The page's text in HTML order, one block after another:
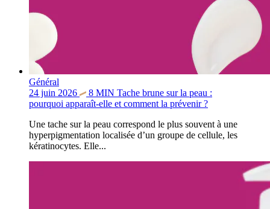
Général
24 juin 2026
8 MIN Tache brune sur la peau :
pourquoi apparaît-elle et comment la prévenir ?
Une tache sur la peau correspond le plus souvent à une
hyperpigmentation localisée d’un groupe de cellule, les
kératinocytes. Elle...